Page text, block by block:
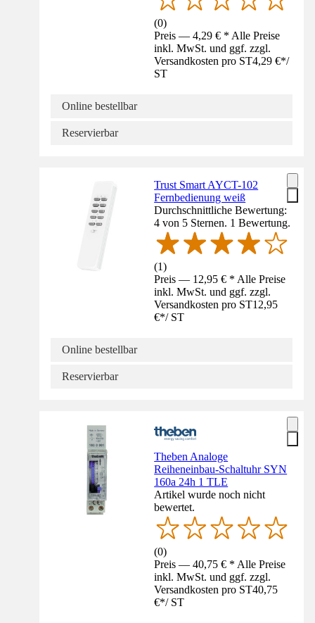
(0)
Preis — 4,29 € * Alle Preise
inkl. MwSt. und ggf. zzgl.
Versandkosten pro ST4,29 €*/
ST
Online bestellbar
Reservierbar
Trust Smart AYCT-102
Fernbedienung weiß
Durchschnittliche Bewertung:
4 von 5 Sternen. 1 Bewertung.
(1)
Preis — 12,95 € * Alle Preise
inkl. MwSt. und ggf. zzgl.
Versandkosten pro ST12,95
€*/ ST
Online bestellbar
Reservierbar
Theben Analoge
Reiheneinbau-Schaltuhr SYN
160a 24h 1 TLE
Artikel wurde noch nicht
bewertet.
(0)
Preis — 40,75 € * Alle Preise
inkl. MwSt. und ggf. zzgl.
Versandkosten pro ST40,75
€*/ ST